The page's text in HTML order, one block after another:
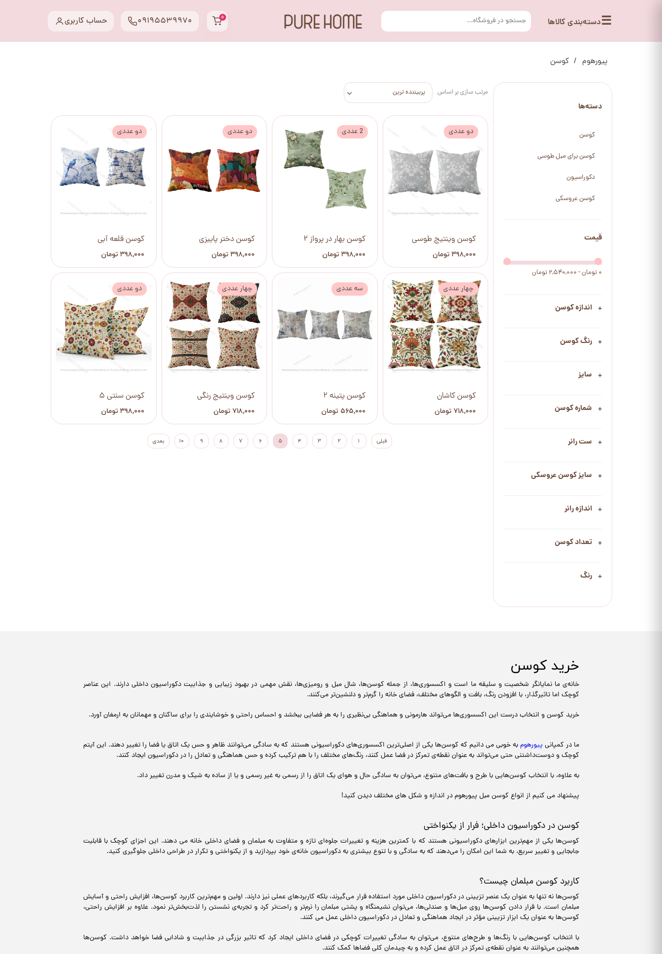
☰دسته‌بندی کالاها ۰ حساب کاربری 09195539970
پیورهوم کوسن
دسته‌ها
کوسن
کوسن برای مبل طوسی
دکوراسیون
کوسن عروسکی
قیمت
۰ تومان - ۲,۵۴۰,۰۰۰ تومان
اندازه کوسن
رنگ کوسن
سایز
شماره کوسن
ست رانر
سایز کوسن عروسکی
اندازه رانر
تعداد کوسن
رنگ
مرتب سازی بر اساس پربیننده ترین
کوسن وینتیج طوسی
۳۹۸,۰۰۰ تومان
دو عددی
کوسن بهار در پرواز 2
۳۹۸,۰۰۰ تومان
2 عددی
کوسن دختر پاییزی
۳۹۸,۰۰۰ تومان
دو عددی
کوسن قلعه آبی
۳۹۸,۰۰۰ تومان
دو عددی
کوسن کاشان
۷۱۸,۰۰۰ تومان
چهار عددی
کوسن پتینه 2
۵۶۵,۰۰۰ تومان
سه عددی
کوسن وینتیج رنگی
۷۱۸,۰۰۰ تومان
چهار عددی
کوسن سنتی 5
۳۹۸,۰۰۰ تومان
دو عددی
قبلی ۱ ۲ ۳ ۴ ۵ ۶ ۷ ۸ ۹ ۱۰ بعدی
خرید کوسن
خانه‌ی ما نمایانگر شخصیت و سلیقه‌ ما است و اکسسوری‌ها، از جمله کوسن‌ها، شال مبل و رومیزی‌ها، نقش مهمی در بهبود زیبایی و جذابیت دکوراسیون داخلی دارند. این عناصر
کوچک اما تاثیرگذار، با افزودن رنگ، بافت و الگوهای مختلف، فضای خانه را گرم‌تر و دلنشین‌تر می‌کنند.
خرید کوسن و انتخاب درست این اکسسوری‌ها می‌تواند هارمونی و هماهنگی بی‌نظیری را به هر فضایی ببخشد و احساس راحتی و خوشایندی را برای ساکنان و مهمانان به ارمغان آورد.
ما در کمپانی پیورهومبه خوبی می دانیم که کوسن‌ها یکی از اصلی‌ترین اکسسوری‌های دکوراسیونی هستند که به سادگی می‌توانند ظاهر و حس یک اتاق یا فضا را تغییر دهند. این آیتم‌
کوچک و دوست‌داشتنی حتی می‌تواند به عنوان نقطه‌ی تمرکز در فضا عمل کنند، رنگ‌های مختلف را با هم ترکیب کرده و حس هماهنگی و تعادل را در دکوراسیون ایجاد کنند.
به علاوه، با انتخاب کوسن‌هایی با طرح و بافت‌های متنوع، می‌توان به سادگی حال و هوای یک اتاق را از رسمی به غیر رسمی و یا از ساده به شیک و مدرن تغییر داد.
پیشنهاد می کنیم از انواع کوسن مبل پیورهوم در اندازه و شکل های مختلف دیدن کنید!
کوسن در دکوراسیون داخلی؛ فرار از یکنواختی
کوسن‌ها یکی از مهم‌ترین ابزارهای دکوراسیونی هستند که با کمترین هزینه و تغییرات جلوه‌ای تازه و متفاوت به مبلمان و فضای داخلی خانه می دهند. این اجزای کوچک با قابلیت
جابجایی و تغییر سریع، به شما این امکان را می‌دهند که به سادگی و با تنوع بیشتری به دکوراسیون خانه‌ی خود بپردازید و از یکنواختی و تکرار در طراحی داخلی جلوگیری کنید.
کاربرد کوسن مبلمان چیست؟
کوسن‌ها نه تنها به عنوان یک عنصر تزیینی در دکوراسیون داخلی مورد استفاده قرار می‌گیرند، بلکه کاربردهای عملی نیز دارند. اولین و مهم‌ترین کاربرد کوسن‌ها، افزایش راحتی و آسایش
مبلمان است. با قرار دادن کوسن‌ها روی مبل‌ها و صندلی‌ها، می‌توان نشیمنگاه و پشتی مبلمان را نرم‌تر و راحت‌تر کرد و تجربه‌ی نشستن را لذت‌بخش‌تر نمود. علاوه بر افزایش راحتی،
کوسن‌ها به عنوان یک ابزار تزیینی مؤثر در ایجاد هماهنگی و تعادل در دکوراسیون داخلی عمل می کنند.
با انتخاب کوسن‌هایی با رنگ‌ها و طرح‌های متنوع، می‌توان به سادگی تغییرات کوچکی در فضای داخلی ایجاد کرد که تاثیر بزرگی در جذابیت و شادابی فضا خواهد داشت. کوسن‌ها
همچنین می‌توانند به عنوان نقطه‌ی تمرکز در اتاق عمل کرده و به چیدمان کلی فضاها کمک کنند.